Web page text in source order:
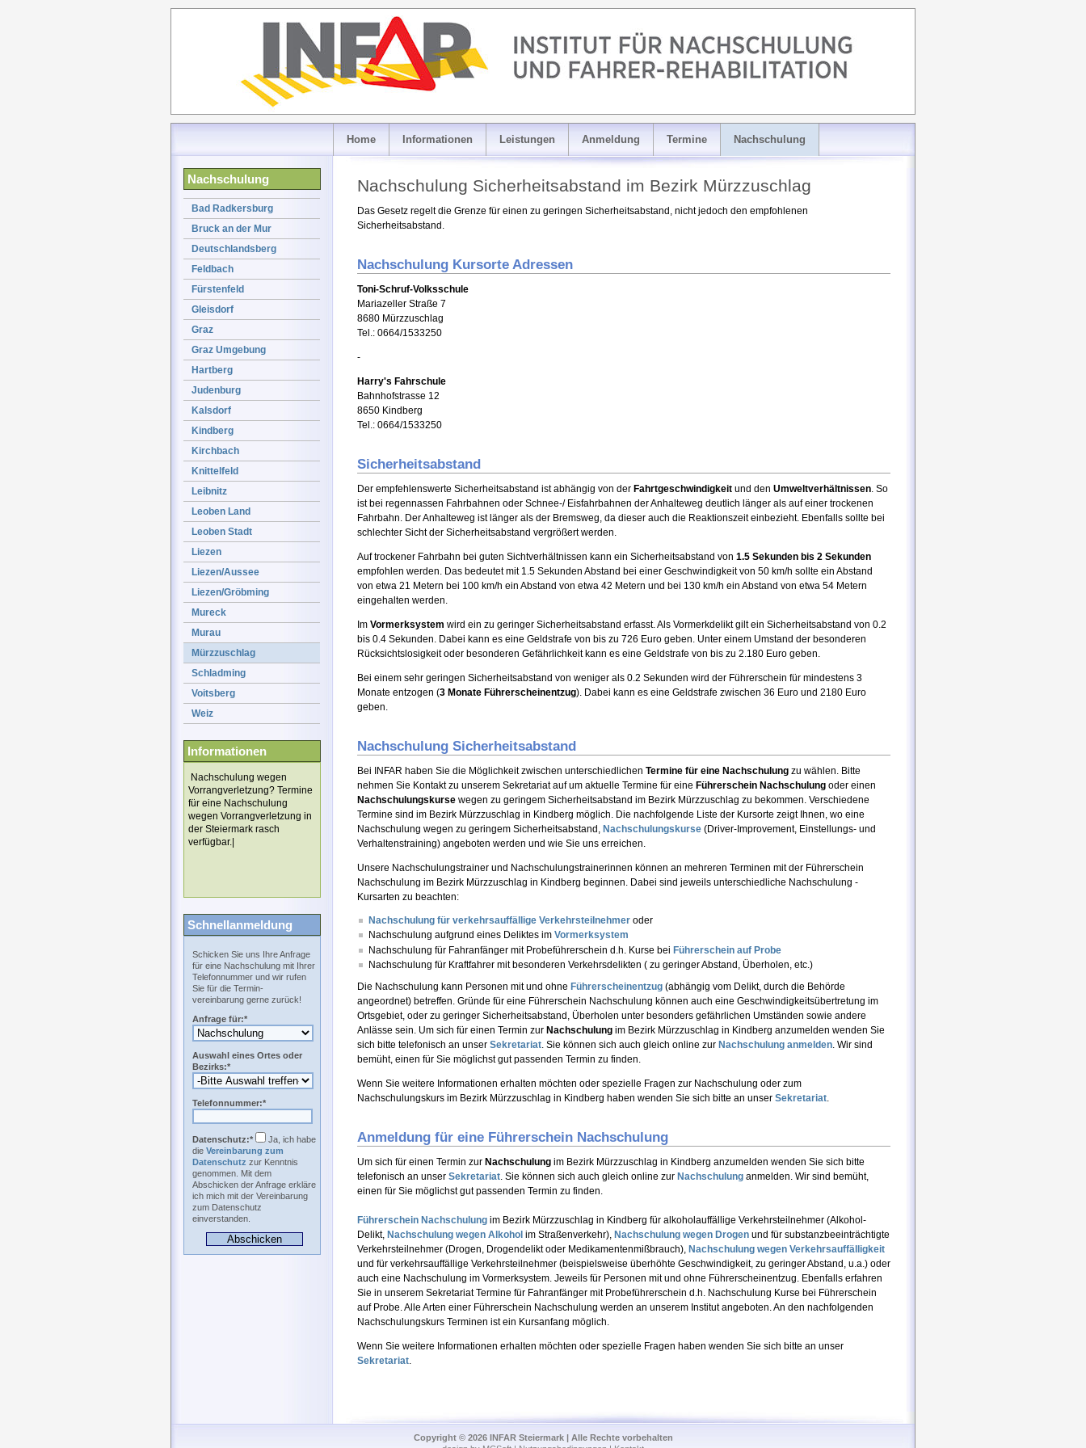
Home Informationen Leistungen Anmeldung Termine Nachschulung
Nachschulung
Bad Radkersburg
Bruck an der Mur
Deutschlandsberg
Feldbach
Fürstenfeld
Gleisdorf
Graz
Graz Umgebung
Hartberg
Judenburg
Kalsdorf
Kindberg
Kirchbach
Knittelfeld
Leibnitz
Leoben Land
Leoben Stadt
Liezen
Liezen/Aussee
Liezen/Gröbming
Mureck
Murau
Mürzzuschlag
Schladming
Voitsberg
Weiz
Informationen
Nachschulung wegen
Vorrangverletzung? Termine
für eine Nachschulung
wegen Vorrangverletzung in
der Steiermark rasch
verfügbar.|
Schnellanmeldung
Schicken Sie uns Ihre Anfrage
für eine Nachschulung mit Ihrer
Telefonnummer und wir rufen
Sie für die Termin-
vereinbarung gerne zurück!
Anfrage für:*
Auswahl eines Ortes oder
Bezirks:*
Telefonnummer:*
Datenschutz:*
Ja, ich habe
die Vereinbarung zum
Datenschutz zur Kenntnis
genommen. Mit dem
Abschicken der Anfrage erkläre
ich mich mit der Vereinbarung
zum Datenschutz
einverstanden.
Nachschulung Sicherheitsabstand im Bezirk Mürzzuschlag
Das Gesetz regelt die Grenze für einen zu geringen Sicherheitsabstand, nicht jedoch den empfohlenen
Sicherheitsabstand.
Nachschulung Kursorte Adressen
Toni-Schruf-Volksschule
Mariazeller Straße 7
8680 Mürzzuschlag
Tel.: 0664/1533250
-
Harry's Fahrschule
Bahnhofstrasse 12
8650 Kindberg
Tel.: 0664/1533250
Sicherheitsabstand
Der empfehlenswerte Sicherheitsabstand ist abhängig von der Fahrtgeschwindigkeit und den Umweltverhältnissen. So
ist bei regennassen Fahrbahnen oder Schnee-/ Eisfahrbahnen der Anhalteweg deutlich länger als auf einer trockenen
Fahrbahn. Der Anhalteweg ist länger als der Bremsweg, da dieser auch die Reaktionszeit einbezieht. Ebenfalls sollte bei
schlechter Sicht der Sicherheitsabstand vergrößert werden.
Auf trockener Fahrbahn bei guten Sichtverhältnissen kann ein Sicherheitsabstand von 1.5 Sekunden bis 2 Sekunden
empfohlen werden. Das bedeutet mit 1.5 Sekunden Abstand bei einer Geschwindigkeit von 50 km/h sollte ein Abstand
von etwa 21 Metern bei 100 km/h ein Abstand von etwa 42 Metern und bei 130 km/h ein Abstand von etwa 54 Metern
eingehalten werden.
Im Vormerksystem wird ein zu geringer Sicherheitsabstand erfasst. Als Vormerkdelikt gilt ein Sicherheitsabstand von 0.2
bis 0.4 Sekunden. Dabei kann es eine Geldstrafe von bis zu 726 Euro geben. Unter einem Umstand der besonderen
Rücksichtslosigkeit oder besonderen Gefährlichkeit kann es eine Geldstrafe von bis zu 2.180 Euro geben.
Bei einem sehr geringen Sicherheitsabstand von weniger als 0.2 Sekunden wird der Führerschein für mindestens 3
Monate entzogen (3 Monate Führerscheinentzug). Dabei kann es eine Geldstrafe zwischen 36 Euro und 2180 Euro
geben.
Nachschulung Sicherheitsabstand
Bei INFAR haben Sie die Möglichkeit zwischen unterschiedlichen Termine für eine Nachschulung zu wählen. Bitte
nehmen Sie Kontakt zu unserem Sekretariat auf um aktuelle Termine für eine Führerschein Nachschulung oder einen
Nachschulungskurse wegen zu geringem Sicherheitsabstand im Bezirk Mürzzuschlag zu bekommen. Verschiedene
Termine sind im Bezirk Mürzzuschlag in Kindberg möglich. Die nachfolgende Liste der Kursorte zeigt Ihnen, wo eine
Nachschulung wegen zu geringem Sicherheitsabstand, Nachschulungskurse (Driver-Improvement, Einstellungs- und
Verhaltenstraining) angeboten werden und wie Sie uns erreichen.
Unsere Nachschulungstrainer und Nachschulungstrainerinnen können an mehreren Terminen mit der Führerschein
Nachschulung im Bezirk Mürzzuschlag in Kindberg beginnen. Dabei sind jeweils unterschiedliche Nachschulung -
Kursarten zu beachten:
Nachschulung für verkehrsauffällige Verkehrsteilnehmer oder
Nachschulung aufgrund eines Deliktes im Vormerksystem
Nachschulung für Fahranfänger mit Probeführerschein d.h. Kurse bei Führerschein auf Probe
Nachschulung für Kraftfahrer mit besonderen Verkehrsdelikten ( zu geringer Abstand, Überholen, etc.)
Die Nachschulung kann Personen mit und ohne Führerscheinentzug (abhängig vom Delikt, durch die Behörde
angeordnet) betreffen. Gründe für eine Führerschein Nachschulung können auch eine Geschwindigkeitsübertretung im
Ortsgebiet, oder zu geringer Sicherheitsabstand, Überholen unter besonders gefährlichen Umständen sowie andere
Anlässe sein. Um sich für einen Termin zur Nachschulung im Bezirk Mürzzuschlag in Kindberg anzumelden wenden Sie
sich bitte telefonisch an unser Sekretariat. Sie können sich auch gleich online zur Nachschulung anmelden. Wir sind
bemüht, einen für Sie möglichst gut passenden Termin zu finden.
Wenn Sie weitere Informationen erhalten möchten oder spezielle Fragen zur Nachschulung oder zum
Nachschulungskurs im Bezirk Mürzzuschlag in Kindberg haben wenden Sie sich bitte an unser Sekretariat.
Anmeldung für eine Führerschein Nachschulung
Um sich für einen Termin zur Nachschulung im Bezirk Mürzzuschlag in Kindberg anzumelden wenden Sie sich bitte
telefonisch an unser Sekretariat. Sie können sich auch gleich online zur Nachschulung anmelden. Wir sind bemüht,
einen für Sie möglichst gut passenden Termin zu finden.
Führerschein Nachschulung im Bezirk Mürzzuschlag in Kindberg für alkoholauffällige Verkehrsteilnehmer (Alkohol-
Delikt, Nachschulung wegen Alkohol im Straßenverkehr), Nachschulung wegen Drogen und für substanzbeeinträchtigte
Verkehrsteilnehmer (Drogen, Drogendelikt oder Medikamentenmißbrauch), Nachschulung wegen Verkehrsauffälligkeit
und für verkehrsauffällige Verkehrsteilnehmer (beispielsweise überhöhte Geschwindigkeit, zu geringer Abstand, u.a.) oder
auch eine Nachschulung im Vormerksystem. Jeweils für Personen mit und ohne Führerscheinentzug. Ebenfalls erfahren
Sie in unserem Sekretariat Termine für Fahranfänger mit Probeführerschein d.h. Nachschulung Kurse bei Führerschein
auf Probe. Alle Arten einer Führerschein Nachschulung werden an unserem Institut angeboten. An den nachfolgenden
Nachschulungskurs Terminen ist ein Kursanfang möglich.
Wenn Sie weitere Informationen erhalten möchten oder spezielle Fragen haben wenden Sie sich bitte an unser
Sekretariat.
Copyright © 2026 INFAR Steiermark | Alle Rechte vorbehalten